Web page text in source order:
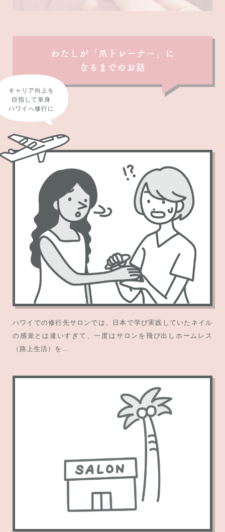
わたしが「爪トレーナー」に
なるまでのお話
キャリア向上を
目指して単身
ハワイへ修行に
ハワイでの修行先サロンでは、日本で学び実践していたネイル
の感覚とは違いすぎて、一度はサロンを飛び出しホームレス
（路上生活）を…